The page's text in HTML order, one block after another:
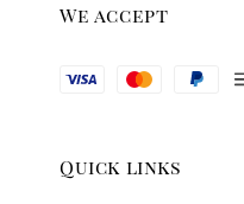
We accept
Quick links